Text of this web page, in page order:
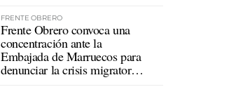
FRENTE OBRERO
Frente Obrero convoca una
concentración ante la
Embajada de Marruecos para
denunciar la crisis migratoria